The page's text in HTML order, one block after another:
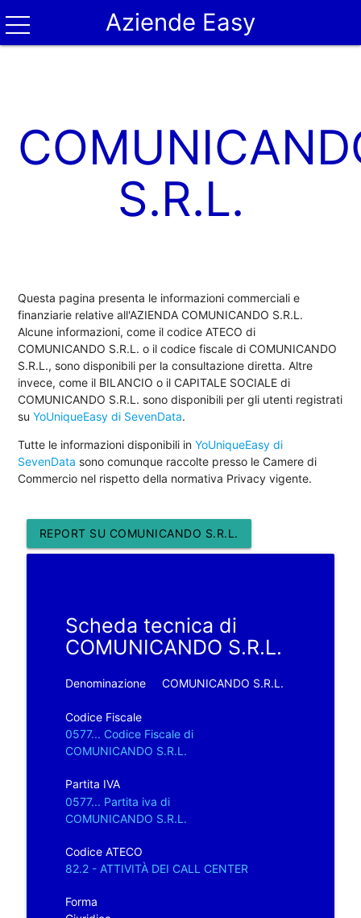
Aziende Easy
S.R.L.
Questa pagina presenta le informazioni commerciali e
finanziarie relative all'AZIENDA COMUNICANDO S.R.L.
Alcune informazioni, come il codice ATECO di
COMUNICANDO S.R.L. o il codice fiscale di COMUNICANDO
S.R.L., sono disponibili per la consultazione diretta. Altre
invece, come il BILANCIO o il CAPITALE SOCIALE di
COMUNICANDO S.R.L. sono disponibili per gli utenti registrati
suYoUniqueEasy di SevenData.
Tutte le informazioni disponibili inYoUniqueEasy di
SevenData sono comunque raccolte presso le Camere di
Commercio nel rispetto della normativa Privacy vigente.
REPORT SU COMUNICANDO S.R.L.
Scheda tecnica di
COMUNICANDO S.R.L.
Denominazione COMUNICANDO S.R.L.
Codice Fiscale
0577... Codice Fiscale di
COMUNICANDO S.R.L.
Partita IVA
0577... Partita iva di
COMUNICANDO S.R.L.
Codice ATECO
82.2 - ATTIVITÀ DEI CALL CENTER
Forma